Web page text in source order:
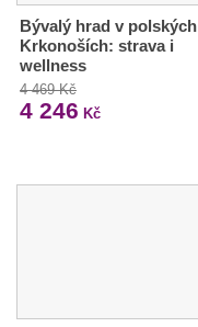
Bývalý hrad v polských
Krkonoších: strava i
wellness
4 469 Kč
4 246 Kč